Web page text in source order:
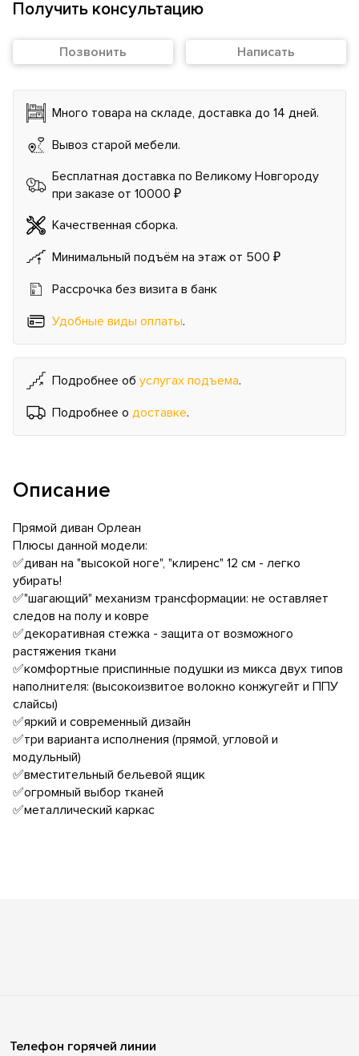
Получить консультацию
Позвонить Написать
Много товара на складе, доставка до 14 дней.
Вывоз старой мебели.
Бесплатная доставка по Великому Новгороду
при заказе от 10000 ₽
Качественная сборка.
Минимальный подъём на этаж от 500 ₽
Рассрочка без визита в банк
Удобные виды оплаты.
Подробнее об услугах подъема.
Подробнее о доставке.
Описание
Прямой диван Орлеан
Плюсы данной модели:
✅диван на "высокой ноге", "клиренс" 12 см - легко
убирать!
✅"шагающий" механизм трансформации: не оставляет
следов на полу и ковре
✅декоративная стежка - защита от возможного
растяжения ткани
✅комфортные приспинные подушки из микса двух типов
наполнителя: (высокоизвитое волокно конжугейт и ППУ
слайсы)
✅яркий и современный дизайн
✅три варианта исполнения (прямой, угловой и
модульный)
✅вместительный бельевой ящик
✅огромный выбор тканей
✅металлический каркас
Телефон горячей линии